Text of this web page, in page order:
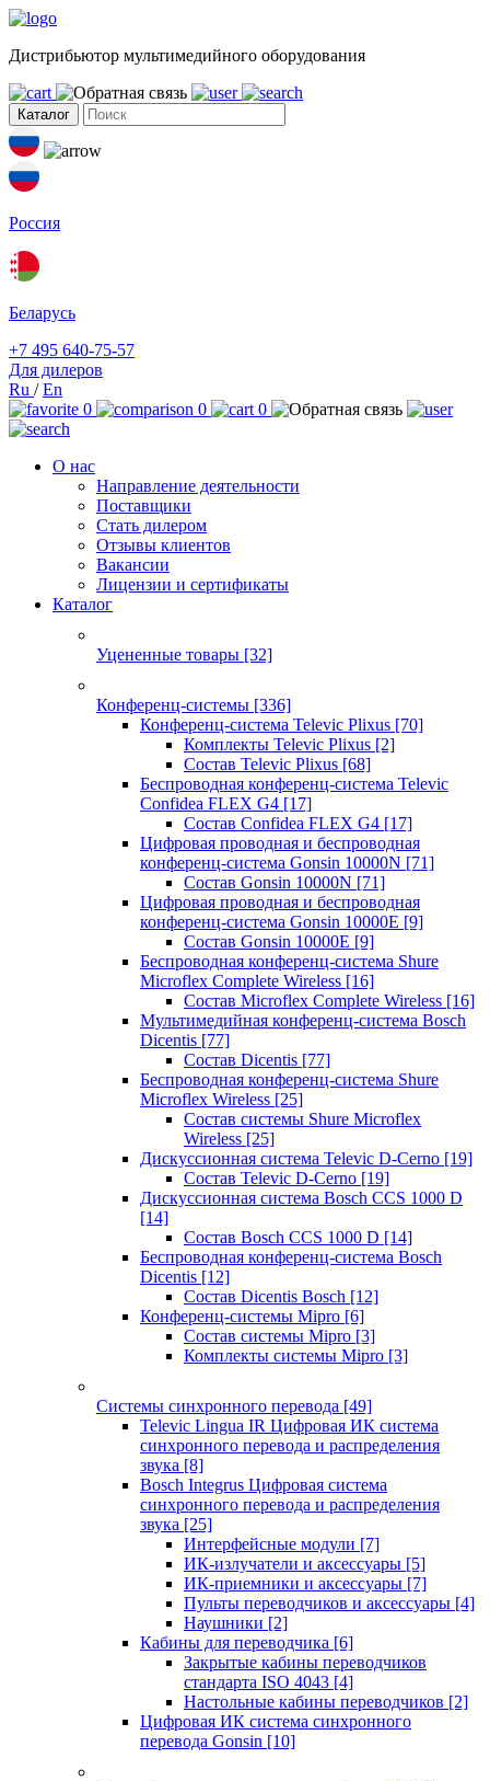
Дистрибьютор мультимедийного оборудования
Каталог
Россия
Беларусь
+7 495 640-75-57
Для дилеров
Ru /En
0
0 0
О нас
Направление деятельности
Поставщики
Стать дилером
Отзывы клиентов
Вакансии
Лицензии и сертификаты
Каталог
Уцененные товары [32]
Конференц-системы [336]
Конференц-система Televic Plixus [70]
Комплекты Televic Plixus [2]
Состав Televic Plixus [68]
Беспроводная конференц-система Televic
Confidea FLEX G4 [17]
Состав Confidea FLEX G4 [17]
Цифровая проводная и беспроводная
конференц-система Gonsin 10000N [71]
Состав Gonsin 10000N [71]
Цифровая проводная и беспроводная
конференц-система Gonsin 10000E [9]
Состав Gonsin 10000E [9]
Беспроводная конференц-система Shure
Microflex Complete Wireless [16]
Состав Microflex Complete Wireless [16]
Мультимедийная конференц-система Bosch
Dicentis [77]
Состав Dicentis [77]
Беспроводная конференц-система Shure
Microflex Wireless [25]
Состав системы Shure Microflex
Wireless [25]
Дискуссионная система Televic D-Cerno [19]
Состав Televic D-Cerno [19]
Дискуссионная система Bosch CCS 1000 D
[14]
Состав Bosch CCS 1000 D [14]
Беспроводная конференц-система Bosch
Dicentis [12]
Состав Dicentis Bosch [12]
Конференц-системы Mipro [6]
Состав системы Mipro [3]
Комплекты системы Mipro [3]
Системы синхронного перевода [49]
Televic Lingua IR Цифровая ИК система
синхронного перевода и распределения
звука [8]
Bosch Integrus Цифровая система
синхронного перевода и распределения
звука [25]
Интерфейсные модули [7]
ИК-излучатели и аксессуары [5]
ИК-приемники и аксессуары [7]
Пульты переводчиков и аксессуары [4]
Наушники [2]
Кабины для переводчика [6]
Закрытые кабины переводчиков
стандарта ISO 4043 [4]
Настольные кабины переводчиков [2]
Цифровая ИК система синхронного
перевода Gonsin [10]